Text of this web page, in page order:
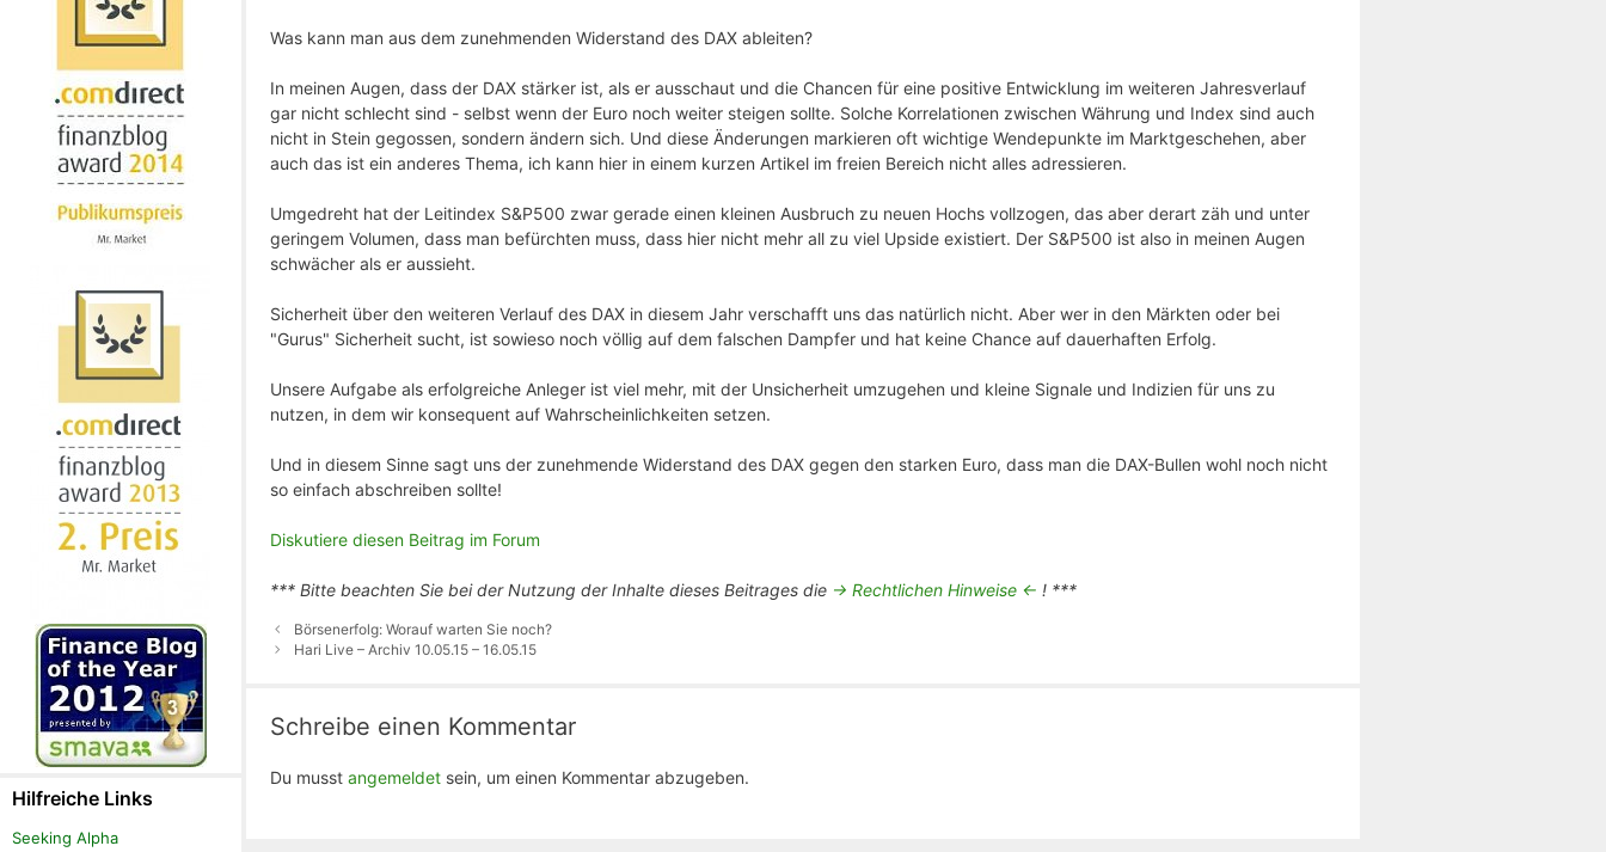
Was kann man aus dem zunehmenden Widerstand des DAX ableiten?
In meinen Augen, dass der DAX stärker ist, als er ausschaut und die Chancen für eine positive Entwicklung im weiteren Jahresverlauf
gar nicht schlecht sind - selbst wenn der Euro noch weiter steigen sollte. Solche Korrelationen zwischen Währung und Index sind auch
nicht in Stein gegossen, sondern ändern sich. Und diese Änderungen markieren oft wichtige Wendepunkte im Marktgeschehen, aber
auch das ist ein anderes Thema, ich kann hier in einem kurzen Artikel im freien Bereich nicht alles adressieren.
Umgedreht hat der Leitindex S&P500 zwar gerade einen kleinen Ausbruch zu neuen Hochs vollzogen, das aber derart zäh und unter
geringem Volumen, dass man befürchten muss, dass hier nicht mehr all zu viel Upside existiert. Der S&P500 ist also in meinen Augen
schwächer als er aussieht.
Sicherheit über den weiteren Verlauf des DAX in diesem Jahr verschafft uns das natürlich nicht. Aber wer in den Märkten oder bei
"Gurus" Sicherheit sucht, ist sowieso noch völlig auf dem falschen Dampfer und hat keine Chance auf dauerhaften Erfolg.
Unsere Aufgabe als erfolgreiche Anleger ist viel mehr, mit der Unsicherheit umzugehen und kleine Signale und Indizien für uns zu
nutzen, in dem wir konsequent auf Wahrscheinlichkeiten setzen.
Und in diesem Sinne sagt uns der zunehmende Widerstand des DAX gegen den starken Euro, dass man die DAX-Bullen wohl noch nicht
so einfach abschreiben sollte!
Diskutiere diesen Beitrag im Forum
*** Bitte beachten Sie bei der Nutzung der Inhalte dieses Beitrages die -> Rechtlichen Hinweise <- ! ***
Börsenerfolg: Worauf warten Sie noch?
Hari Live – Archiv 10.05.15 – 16.05.15
Schreibe einen Kommentar
Du musst angemeldetsein, um einen Kommentar abzugeben.
Hilfreiche Links
Seeking Alpha